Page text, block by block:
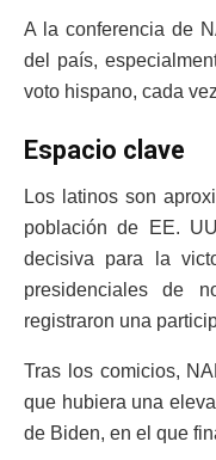
A la conferencia de
del país,
voto hispano, cada
Espacio clave
Los latinos son
población de EE.
decisiva para la
presidenciales de
registraron una
Tras los comicios,
que hubiera una
de Biden, en el que